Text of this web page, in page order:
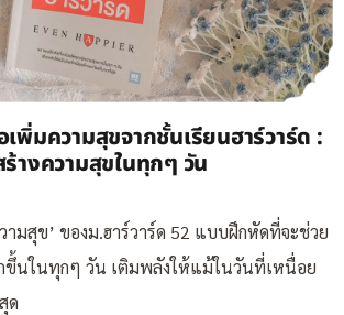
พิ่มความสุขจากชั้นเรียนฮาร์วาร์ด :
างความสุขในทุกๆ วัน
ามสุข’ ของม.ฮาร์วาร์ด 52 แบบฝึกหัดที่จะช่วย
นในทุกๆ วัน เติมพลังให้แม้ในวันที่เหนื่อย
ด